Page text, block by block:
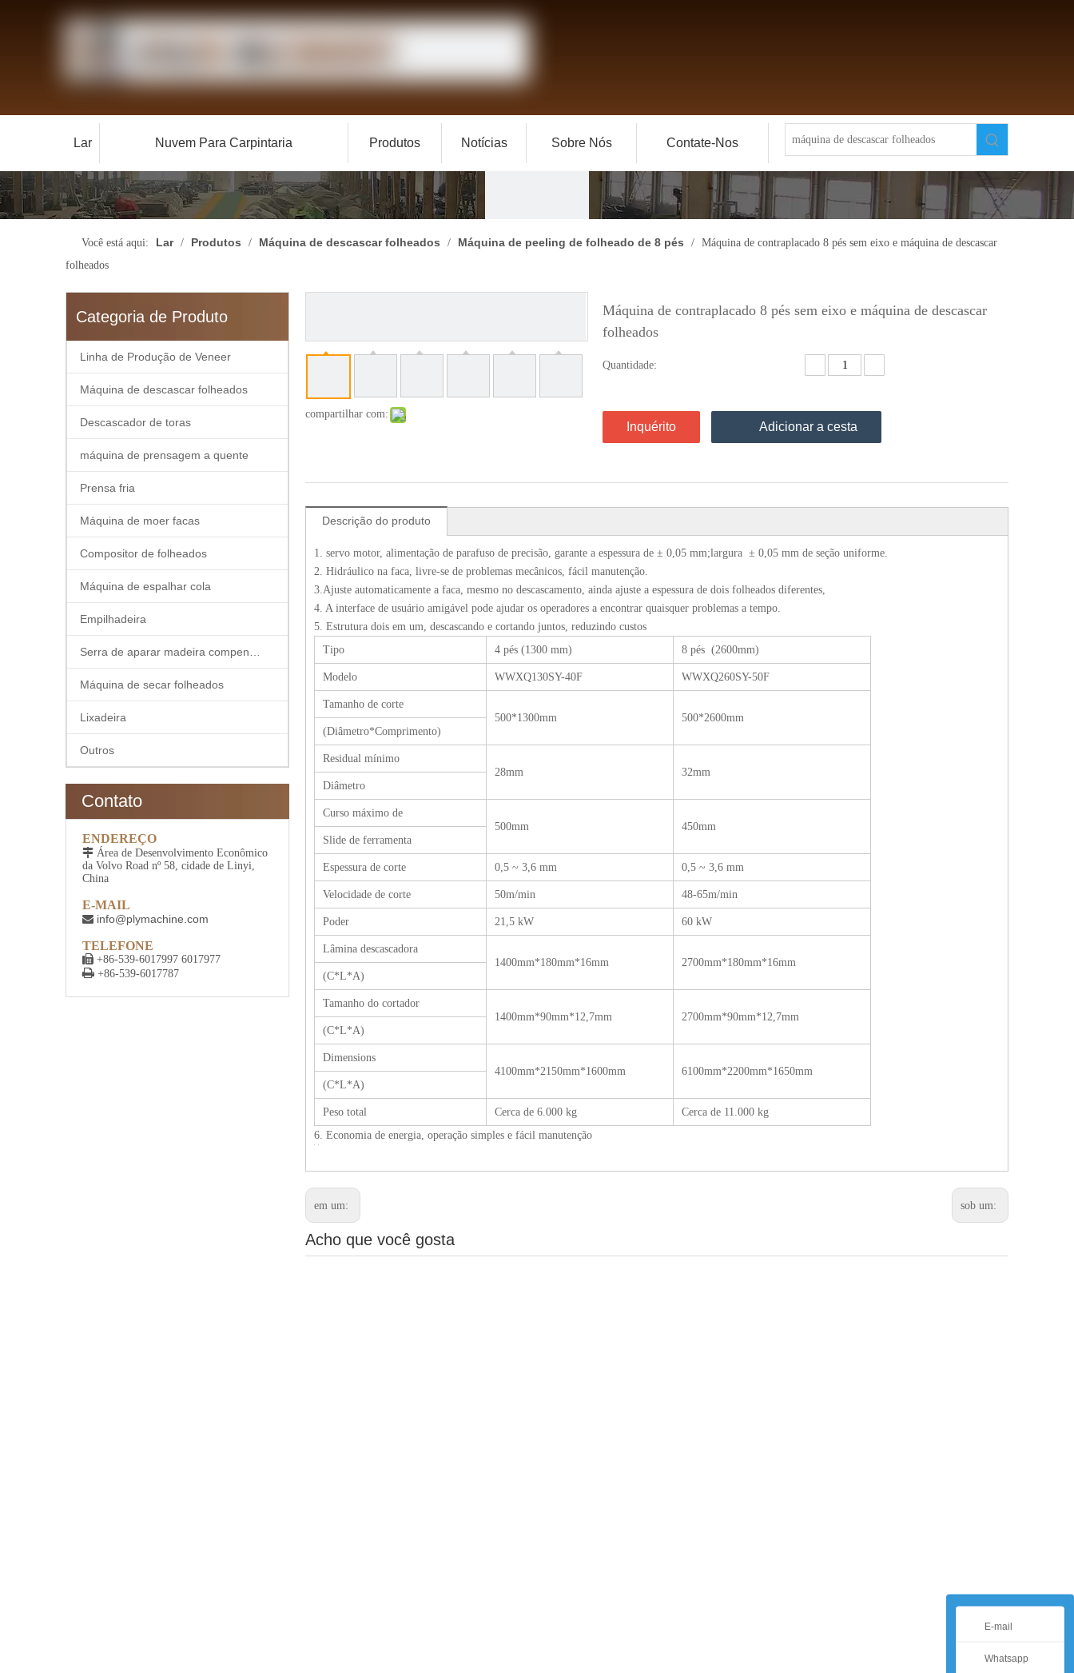
Lar Nuvem Para Carpintaria Produtos Notícias Sobre Nós Contate-Nos
Você está aqui: Lar / Produtos / Máquina de descascar folheados / Máquina de peeling de folheado de 8 pés / Máquina de contraplacado 8 pés sem eixo e máquina de descascar
folheados
Categoria de Produto
Linha de Produção de Veneer
Máquina de descascar folheados
Descascador de toras
máquina de prensagem a quente
Prensa fria
Máquina de moer facas
Compositor de folheados
Máquina de espalhar cola
Empilhadeira
Máquina de secar folheados
Lixadeira
Outros
Contato
ENDEREÇO
 Área de Desenvolvimento Econômico
da Volvo Road nº 58, cidade de Linyi,
China
E-MAIL
 info@plymachine.com
TELEFONE
 +86-539-6017997 6017977
 +86-539-6017787
compartilhar com:
Máquina de contraplacado 8 pés sem eixo e máquina de descascar
folheados
Quantidade:
Inquérito Adicionar a cesta
Descrição do produto
1. servo motor, alimentação de parafuso de precisão, garante a espessura de ± 0,05 mm;largura ± 0,05 mm de seção uniforme.
2. Hidráulico na faca, livre-se de problemas mecânicos, fácil manutenção.
3.Ajuste automaticamente a faca, mesmo no descascamento, ainda ajuste a espessura de dois folheados diferentes,
4. A interface de usuário amigável pode ajudar os operadores a encontrar quaisquer problemas a tempo.
5. Estrutura dois em um, descascando e cortando juntos, reduzindo custos
Tipo
4 pés (1300 mm) 8 pés (2600mm)
Modelo WWXQ130SY-40F WWXQ260SY-50F
Tamanho de corte
500*1300mm
500*2600mm
(Diâmetro*Comprimento)
Residual mínimo
28mm
32mm
Diâmetro
Curso máximo de
500mm
450mm
Slide de ferramenta
Espessura de corte 0,5 ~ 3,6 mm 0,5 ~ 3,6 mm
Velocidade de corte 50m/min 48-65m/min
Poder 21,5 kW 60 kW
Lâmina descascadora
1400mm*180mm*16mm
2700mm*180mm*16mm
(C*L*A)
Tamanho do cortador
1400mm*90mm*12,7mm
2700mm*90mm*12,7mm
(C*L*A)
Dimensions
4100mm*2150mm*1600mm
6100mm*2200mm*1650mm
(C*L*A)
Peso total Cerca de 6.000 kg
Cerca de 11.000 kg
6. Economia de energia, operação simples e fácil manutenção
em um: sob um:
Acho que você gosta
E-mail
Whatsapp